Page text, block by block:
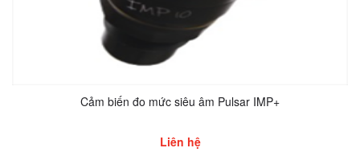
Cảm biến đo mức siêu âm Pulsar IMP+
Liên hệ